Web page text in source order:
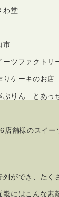
わ堂
市
ーツファクトリ
りケーキのお
ぷりん とあっ
店舗様のスイ
列ができ、たく
畿にはこんな